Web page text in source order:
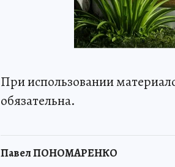
При использовании
обязательна.
Павел ПОНОМАРЕНКО